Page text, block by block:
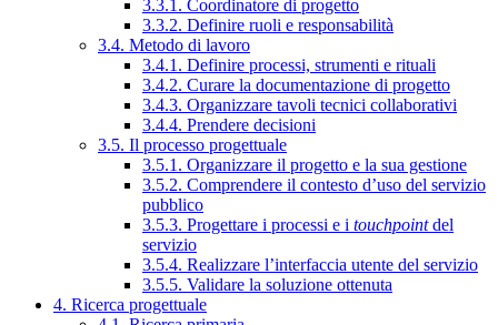
3.3.1. Coordinatore di progetto
3.3.2. Definire ruoli e responsabilità
3.4. Metodo di lavoro
3.4.1. Definire processi, strumenti e rituali
3.4.2. Curare la documentazione di progetto
3.4.3. Organizzare tavoli tecnici collaborativi
3.4.4. Prendere decisioni
3.5. Il processo progettuale
3.5.1. Organizzare il progetto e la sua gestione
3.5.2. Comprendere il contesto d’uso del servizio
pubblico
3.5.3. Progettare i processi e i touchpointdel
servizio
3.5.4. Realizzare l’interfaccia utente del servizio
3.5.5. Validare la soluzione ottenuta
4. Ricerca progettuale